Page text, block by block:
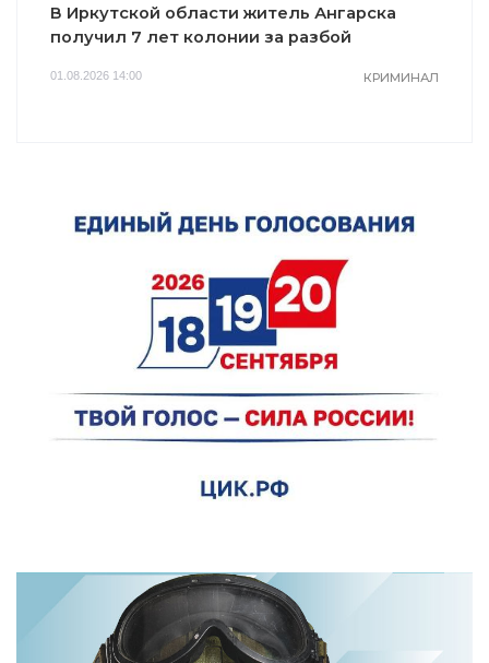
В Иркутской области житель Ангарска
получил 7 лет колонии за разбой
01.08.2026 14:00 КРИМИНАЛ